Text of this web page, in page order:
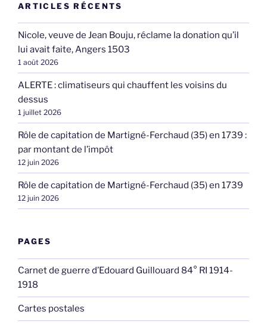
ARTICLES RÉCENTS
Nicole, veuve de Jean Bouju, réclame la donation qu’il
lui avait faite, Angers 1503
1 août 2026
ALERTE : climatiseurs qui chauffent les voisins du
dessus
1 juillet 2026
Rôle de capitation de Martigné-Ferchaud (35) en 1739 :
par montant de l’impôt
12 juin 2026
Rôle de capitation de Martigné-Ferchaud (35) en 1739
12 juin 2026
PAGES
Carnet de guerre d’Edouard Guillouard 84° RI 1914-
1918
Cartes postales